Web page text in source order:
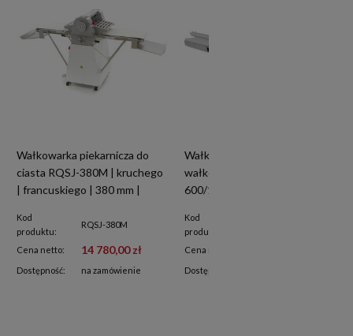
Wałkowarka piekarnicza do
ciasta RQSJ-380M | kruchego
| francuskiego | 380 mm |
Kod
produktu:
RQSJ-380M
Cena netto: 14 780,00 zł
Dostępność: na zamówienie
Wałkowarka piekarnicza |
wałkownica do ciasta | SIRIO
600/1600
Kod
produktu:
Cena netto:
Dostępność: